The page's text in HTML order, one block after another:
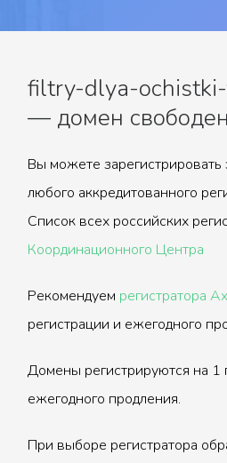
filtry-dlya-
— домен
Вы можете зарегистрировать
любого аккредитованного
Список всех российских
Координационного Центра
Рекомендуем регистратора
регистрации и ежегодного
Домены регистрируются на 1
ежегодного продления.
При выборе регистратора